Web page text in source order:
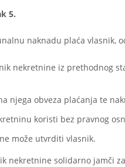
5.
naknadu plaća vlasnik,
nekretnine iz prethodnog
njega obveza plaćanja te
koristi bez pravnog
može utvrditi vlasnik.
nekretnine solidarno jamči